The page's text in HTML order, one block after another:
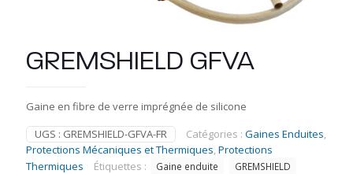
GREMSHIELD GFVA
Gaine en fibre de verre imprégnée de silicone
UGS : GREMSHIELD-GFVA-FR Catégories : Gaines Enduites,
Protections Mécaniques et Thermiques,Protections
Thermiques
Étiquettes : Gaine enduite GREMSHIELD